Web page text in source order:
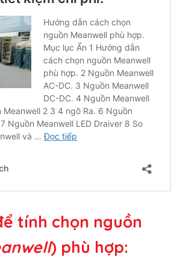
tính chọn nguồn
) phù hợp: